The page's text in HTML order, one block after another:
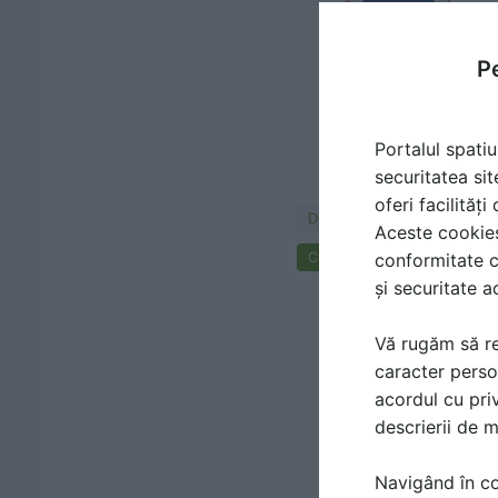
Documentaţii
Cere ofertă de preț
Portalul
securitatea
oferi facilități
Aceste
conformitate
și securitate
Vă rugăm să
caracter
acordul cu
descrierii de
Navigând în